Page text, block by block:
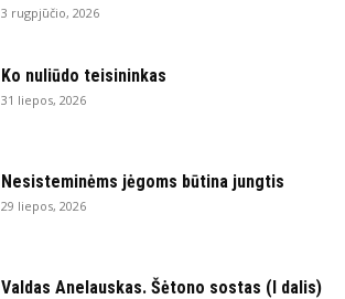
3 rugpjūčio, 2026
Ko nuliūdo teisininkas
31 liepos, 2026
Nesisteminėms jėgoms būtina jungtis
29 liepos, 2026
Valdas Anelauskas. Šėtono sostas (I dalis)